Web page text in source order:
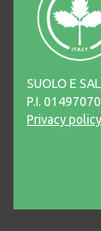
SUOLO E
P.I.
Privacy policy